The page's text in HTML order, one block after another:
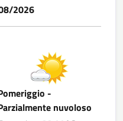
2026
-
nuvoloso